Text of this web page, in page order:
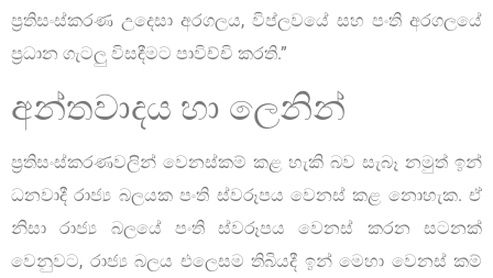
ප්‍රතිසංස්කරණ උදෙසා අරගලය, විප්ලවයේ සහ පංති අරගලයේ
ප්‍රධාන ගැටලු විසඳීමට පාවිච්චි කරති.”
අන්තවාදය හා ලෙනින්
ප්‍රතිසංස්කරණවලින් වෙනස්කම් කළ හැකි බව සැබෑ නමුත් ඉන්
ධනවාදී රාජ්‍ය බලයක පංති ස්වරූපය වෙනස් කළ නොහැක. ඒ
නිසා රාජ්‍ය බලයේ පංති ස්වරූපය වෙනස් කරන සටනක්
වෙනුවට, රාජ්‍ය බලය එලෙසම තිබියදී ඉන් මෙහා වෙනස් කම්